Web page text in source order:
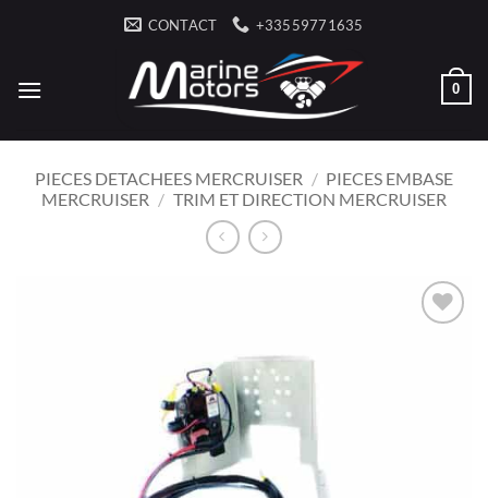
CONTACT +33559771635
0
PIECES DETACHEES MERCRUISER / PIECES EMBASE
MERCRUISER / TRIM ET DIRECTION MERCRUISER